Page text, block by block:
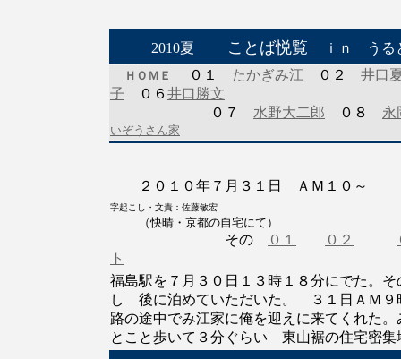
2010夏 ことば悦覧 ｉｎ うる
ＨＯＭＥ ０１ たかぎみ江 ０２ 井口
子 ０６ 井口勝文
０７ 水野大二郎 ０８ 永
いぞうさん家
２０１０年７月３１日 ＡＭ１０～
字起こし・文責：佐藤敏宏
（快晴・京都の自宅にて）
その ０１ ０２
ト
福島駅を７月３０日１３時１８分にでた。
し 後に泊めていただいた。 ３１日ＡＭ９
路の途中でみ江家に俺を迎えに来てくれた
とこと歩いて３分ぐらい 東山裾の住宅密